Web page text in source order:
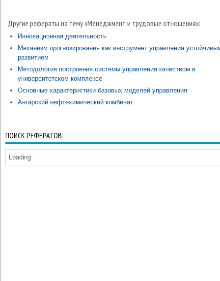
Другие рефераты на тему «Менеджмент и трудовые отношения»:
Инновационная деятельность
Механизм прогнозирования как инструмент управления
развитием
Методология построения системы управления качеством в
университетском комплексе
Основные характеристики базовых моделей управления
Ангарский нефтехимический комбинат
ПОИСК РЕФЕРАТОВ
Loading